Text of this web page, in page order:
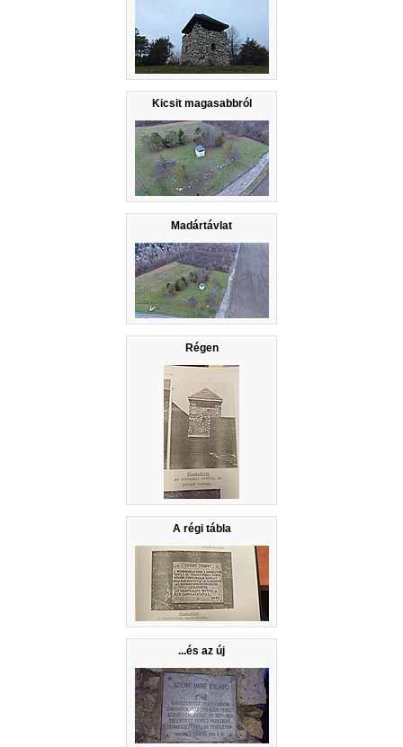
Kicsit magasabbról
Madártávlat
Régen
A régi tábla
...és az új